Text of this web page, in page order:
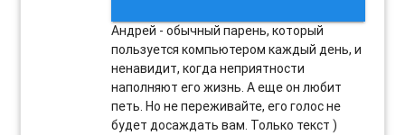
Андрей - обычный парень, который
пользуется компьютером каждый день, и
ненавидит, когда неприятности
наполняют его жизнь. А еще он любит
петь. Но не переживайте, его голос не
будет досаждать вам. Только текст )